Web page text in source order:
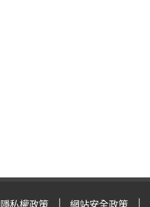
隱私權政策 網站安全政策